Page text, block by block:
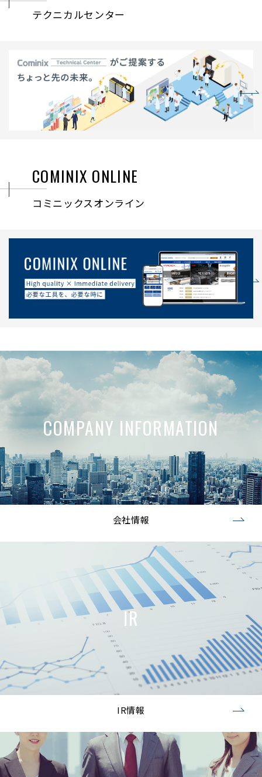
テクニカルセンター
COMINIX ONLINE
コミニックスオンライン
COMPANY INFORMATION
会社情報
IR
IR情報